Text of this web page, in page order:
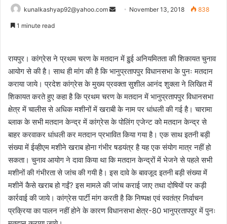
kunalkashyap92@yahoo.com
Send November 13, 2018 838
1 minute read
रायपुर। कांग्रेस ने प्रथम चरण के मतदान में इुई अनियमितता की शिकायत चुनाव
आयोग से की है। साथ ही मांग की है कि भानुप्रतापपुर विधानसभा के पुनः मतदान
कराया जाये। प्रदेश कांग्रेस के मुख्य प्रवक्ता सुशील आनंद शुक्ला ने लिखित में
शिकायत करते हुए कहा है कि प्रथम चरण के मतदान में भानुप्रतापपुर विधानसभा
क्षेत्र में चालीस से अधिक मशीनों में खराबी के नाम पर धांधली की गई है। चारामा
ब्लाक के सभी मतदान केन्द्र में कांग्रेस के पोलिंग एजेन्ट को मतदान केन्द्र से
बाहर करवाकर धांधली कर मतदान प्रभावित किया गया है। एक साथ इतनी बड़ी
संख्या में ईव्हीएम मशीने खराब होना गंभीर षडयंत्र है यह एक संयोग मात्र नहीं हो
सकता। चुनाव आयोग ने दावा किया था कि मतदान केन्द्रों में भेजने से पहले सभी
मशीनों की गंभीरता से जांच की गयी है। इस दावे के बावजूद इतनी बड़ी संख्या में
मशीनें कैसे खराब हो गईं? इस मामले की जांच कराई जाए तथा दोषियों पर कड़ी
कार्रवाई की जाये। कांग्रेस पार्टी मांग करती है कि निष्पक्ष एवं स्वतंत्र निर्वाचन
प्रक्रिया का पालन नहीं होने के कारण विधानसभा क्षेत्र-80 भानुप्रतापपुर में पुनः